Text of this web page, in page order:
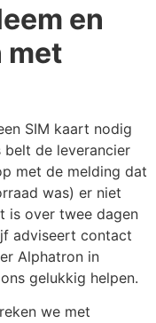
en
met
SIM kaart nodig
belt de leverancier
met de melding dat
was) er niet
is over twee dagen
adviseert contact
Alphatron in
gelukkig helpen.
we met